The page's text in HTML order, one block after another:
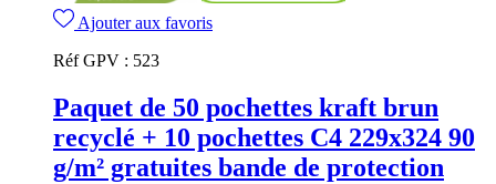
Ajouter aux favoris
Réf GPV : 523
Paquet de 50 pochettes kraft brun
recyclé + 10 pochettes C4 229x324 90
g/m² gratuites bande de protection